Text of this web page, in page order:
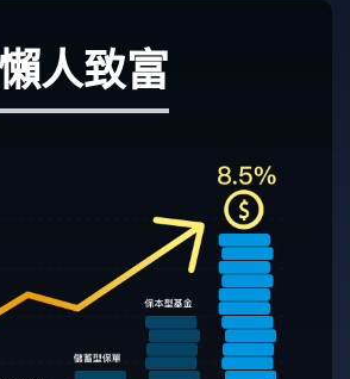
人致富